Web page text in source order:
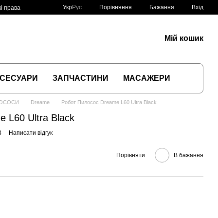
права
УкрРус Порівняння Бажання Вхід
Мій кошик
ЗАПЧАСТИНИ МАСАЖЕРИ
Dreame Робот Пилосос Dreame L60 Ultra Black
L60 Ultra Black
Написати відгук
Порівняти В бажання